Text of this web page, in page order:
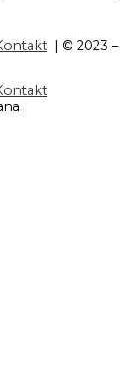
| © 2023 –